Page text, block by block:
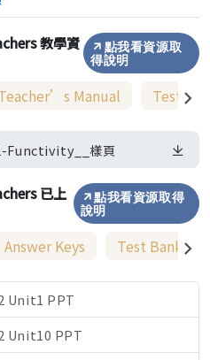
教學資
點我看資源取
得說明
Manual Test
樣頁
已上
點我看資源取得
說明
Answer Keys Test Bank
Unit1 PPT
Unit10 PPT